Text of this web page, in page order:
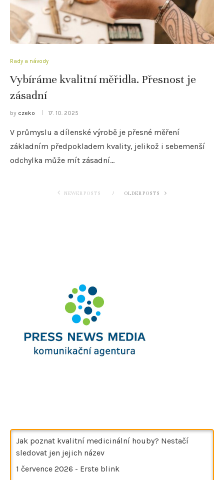
Rady a návody
Vybíráme kvalitní měřidla. Přesnost je
zásadní
by czeko 17. 10. 2025
V průmyslu a dílenské výrobě je přesné měření
základním předpokladem kvality, jelikož i sebemenší
odchylka může mít zásadní…
NEWER POSTS OLDER POSTS
Jak poznat kvalitní medicinální houby? Nestačí
sledovat jen jejich název
1 července 2026 - Erste blink